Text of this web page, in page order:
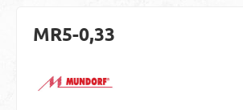
MR5-0,33